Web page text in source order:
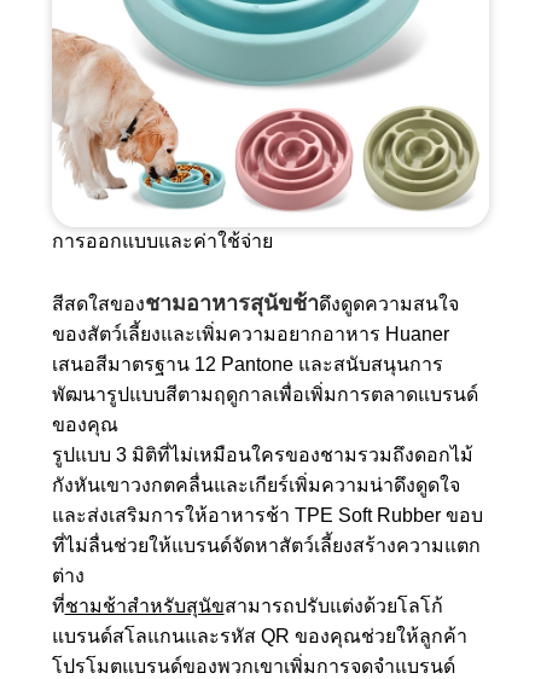
การออกแบบและค่าใช้จ่าย
สีสดใสของชามอาหารสุนัขช้าดึงดูดความสนใจ
ของสัตว์เลี้ยงและเพิ่มความอยากอาหาร Huaner
เสนอสีมาตรฐาน 12 Pantone และสนับสนุนการ
พัฒนารูปแบบสีตามฤดูกาลเพื่อเพิ่มการตลาดแบรนด์
ของคุณ
รูปแบบ 3 มิติที่ไม่เหมือนใครของชามรวมถึงดอกไม้
กังหันเขาวงกตคลื่นและเกียร์เพิ่มความน่าดึงดูดใจ
และส่งเสริมการให้อาหารช้า TPE Soft Rubber ขอบ
ที่ไม่ลื่นช่วยให้แบรนด์จัดหาสัตว์เลี้ยงสร้างความแตก
ต่าง
ที่ชามช้าสำหรับสุนัขสามารถปรับแต่งด้วยโลโก้
แบรนด์สโลแกนและรหัส QR ของคุณช่วยให้ลูกค้า
โปรโมตแบรนด์ของพวกเขาเพิ่มการจดจำแบรนด์